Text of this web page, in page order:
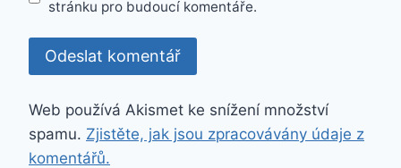
stránku pro budoucí komentáře.
Web používá Akismet ke snížení množství
spamu. Zjistěte, jak jsou zpracovávány údaje z
komentářů.